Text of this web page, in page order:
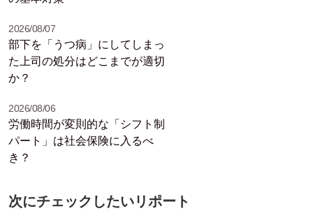
2026/08/07
部下を「うつ病」にしてしまっ
た上司の処分はどこまでが適切
か？
2026/08/06
労働時間が変則的な「シフト制
パート」は社会保険に入るべ
き？
次にチェックしたいリポート